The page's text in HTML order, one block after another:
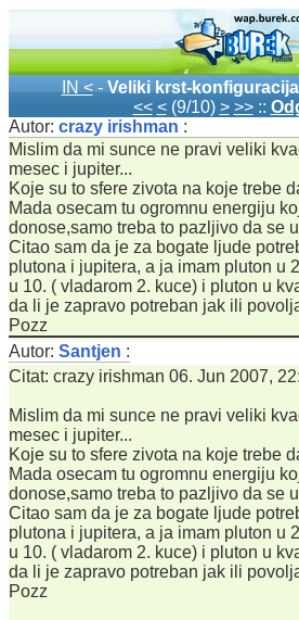
IN <- Veliki krst-
<< < (9/10) > >> ::
Autor: crazy irishman :
Mislim da mi sunce ne pravi veliki
mesec i jupiter...
Koje su to sfere zivota na koje trebe
Mada osecam tu ogromnu energiju
donose,samo treba to pazljivo da se
Citao sam da je za bogate ljude
plutona i jupitera, a ja imam pluton u
u 10. ( vladarom 2. kuce) i pluton u
da li je zapravo potreban jak ili
Pozz
Autor: Santjen :
Citat: crazy irishman 06. Jun 2007,
Mislim da mi sunce ne pravi veliki
mesec i jupiter...
Koje su to sfere zivota na koje trebe
Mada osecam tu ogromnu energiju
donose,samo treba to pazljivo da se
Citao sam da je za bogate ljude
plutona i jupitera, a ja imam pluton u
u 10. ( vladarom 2. kuce) i pluton u
da li je zapravo potreban jak ili
Pozz